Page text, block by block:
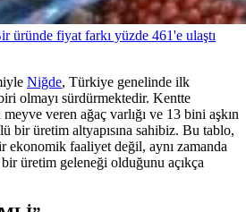
üründe fiyat farkı yüzde 461'e ulaştı
Niğde, Türkiye genelinde ilk
olmayı sürdürmektedir. Kentte
veren ağaç varlığı ve 13 bini aşkın
bir üretim altyapısına sahibiz. Bu tablo,
ekonomik faaliyet değil, aynı zamanda
üretim geleneği olduğunu açıkça